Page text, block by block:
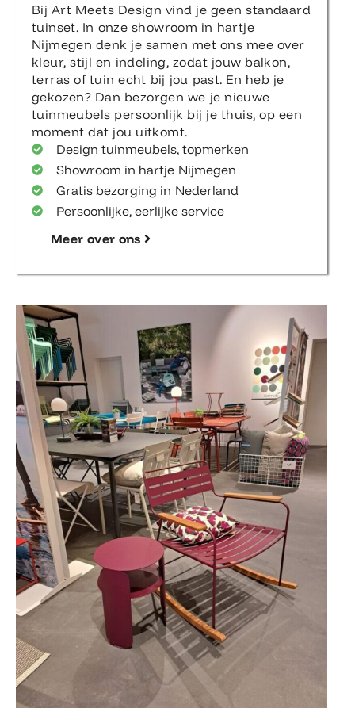
Bij Art Meets Design vind je geen standaard
tuinset. In onze showroom in hartje
Nijmegen denk je samen met ons mee over
kleur, stijl en indeling, zodat jouw balkon,
terras of tuin echt bij jou past. En heb je
gekozen? Dan bezorgen we je nieuwe
tuinmeubels persoonlijk bij je thuis, op een
moment dat jou uitkomt.
Design tuinmeubels, topmerken
Showroom in hartje Nijmegen
Gratis bezorging in Nederland
Persoonlijke, eerlijke service
Meer over ons